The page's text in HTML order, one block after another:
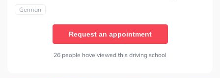
German
Request an appointment
26 people have viewed this driving school